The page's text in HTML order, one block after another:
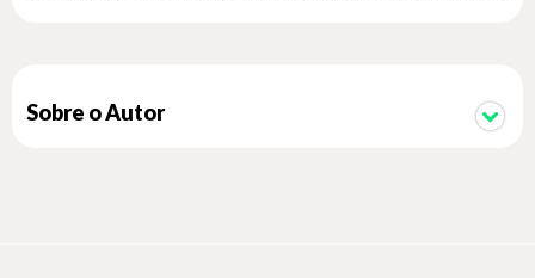
desafios e novas sementes. Tempos e margens que
percorremos de novo e de novo."A escrita de Alexandre
Sobre o Autor